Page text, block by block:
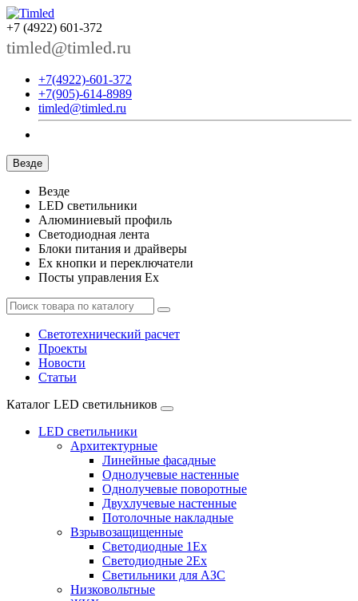
+7 (4922) 601-372
timled@timled.ru
+7(4922)-601-372
+7(905)-614-8989
timled@timled.ru
Везде
Везде
LED светильники
Алюминиевый профиль
Светодиодная лента
Блоки питания и драйверы
Ex кнопки и переключатели
Посты управления Ex
Светотехнический расчет
Проекты
Новости
Статьи
Каталог LED светильников
LED светильники
Архитектурные
Линейные фасадные
Однолучевые настенные
Однолучевые поворотные
Двухлучевые настенные
Потолочные накладные
Взрывозащищенные
Светодиодные 1Ex
Светодиодные 2Ex
Светильники для АЗС
Низковольтные